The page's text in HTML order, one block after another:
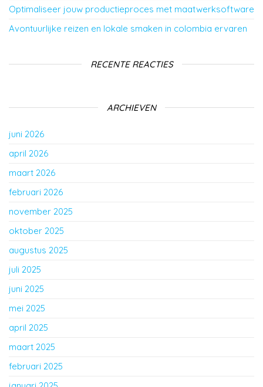
Optimaliseer jouw productieproces met maatwerksoftware
Avontuurlijke reizen en lokale smaken in colombia ervaren
RECENTE REACTIES
ARCHIEVEN
juni 2026
april 2026
maart 2026
februari 2026
november 2025
oktober 2025
augustus 2025
juli 2025
juni 2025
mei 2025
april 2025
maart 2025
februari 2025